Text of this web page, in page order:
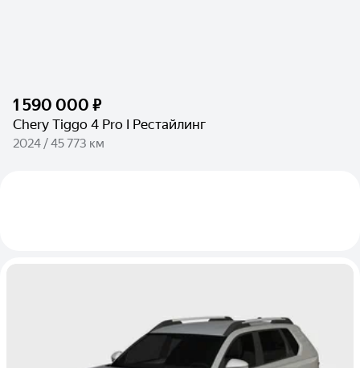
1 590 000 ₽
Chery Tiggo 4 Pro I Рестайлинг
2024 / 45 773 км